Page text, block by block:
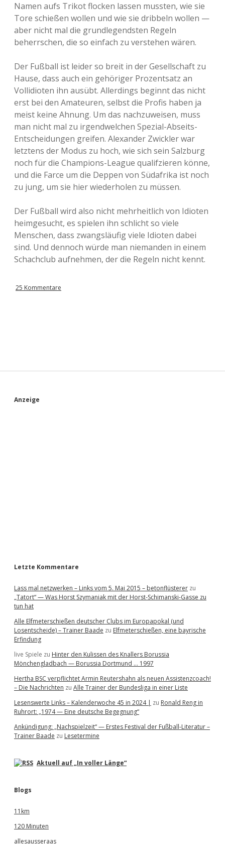
Namen aufs Trikot flocken lassen mussten, wie sie
Tore schießen wollen und wie sie dribbeln wollen —
aber nicht mal die grundlegendsten Regeln
beherrschen, die so einfach zu verstehen wären.
Der Fußball ist leider so breit in der Gesellschaft zu
Hause, dass auch ein gehöriger Prozentsatz an
Vollidioten ihn ausübt. Allerdings beginnt das nicht
erst bei den Amateuren, selbst die Profis haben ja
meist keine Ahnung. Um das nachzuweisen, muss
man nicht mal zu irgendwelchen Spezial-Abseits-
Entscheidungen greifen. Alexander Zwickler war
letztens der Modus zu hoch, wie sich sein Salzburg
noch für die Champions-League qualifzieren könne,
und die Farce um die Deppen von Südafrika ist noch
zu jung, um sie hier wiederholen zu müssen.
Der Fußball wird also nicht mehrheitlich von Idioten
heimgesucht, es spielen ihn schlicht so viele
Menschen, dass zwangsläufig viele Idioten dabei
sind. Und dennoch würde man niemanden in einem
Schachclub aufnehmen, der die Regeln nicht kennt.
25 Kommentare
S
Anzeige
Letzte Kommentare
Lass mal netzwerken – Links vom 5. Mai 2015 – betonflüsterer zu
„Tatort“ — Was Horst Szymaniak mit der Horst-Schimanski-Gasse zu
tun hat
Alle Elfmeterschießen deutscher Clubs im Europapokal (und
Losentscheide) – Trainer Baade zu Elfmeterschießen, eine bayrische
Erfindung
live Spiele zu Hinter den Kulissen des Knallers Borussia
Mönchengladbach — Borussia Dortmund … 1997
Hertha BSC verpflichtet Armin Reutershahn als neuen Assistenzcoach!
– Die Nachrichten zu Alle Trainer der Bundesliga in einer Liste
Lesenswerte Links – Kalenderwoche 45 in 2024 | zu Ronald Reng in
Ruhrort: „1974 — Eine deutsche Begegnung“
Ankündigung: „Nachspielzeit“ — Erstes Festival der Fußball-Literatur –
Trainer Baade zu Lesetermine
Aktuell auf „In voller Länge“
Blogs
11km
120 Minuten
allesausseraas